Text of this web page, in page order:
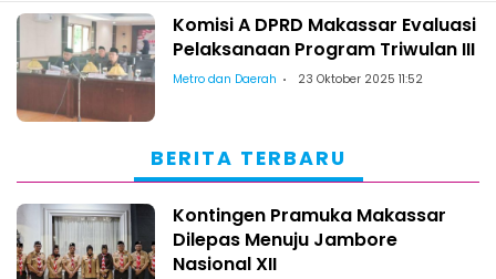
Komisi A DPRD Makassar Evaluasi
Pelaksanaan Program Triwulan III
Metro dan Daerah 23 Oktober 2025 11:52
BERITA TERBARU
Kontingen Pramuka Makassar
Dilepas Menuju Jambore
Nasional XII